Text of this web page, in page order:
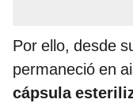
Por ello, desde
permaneció en
cápsula